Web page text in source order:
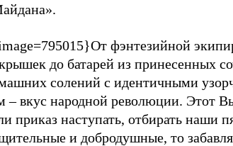
фэнтезийной
до батарей из принесенных
солений с идентичными
– вкус народной революции. Этот
приказ наступать, отбирать наши
и добродушные, то